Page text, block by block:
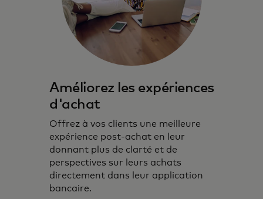
Améliorez les expériences
d'achat
Offrez à vos clients une meilleure
expérience post-achat en leur
donnant plus de clarté et de
perspectives sur leurs achats
directement dans leur application
bancaire.